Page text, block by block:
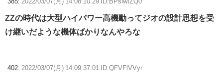
385: 2022/03/07(月) 14:08:10.29 ID:BPsiwIZQ0
ZZの時代は大型ハイパワー高機動ってジオの設計思想を受
け継いだような機体ばかりなんやろな
402: 2022/03/07(月) 14:09:37.01 ID:QFVFlVVyr